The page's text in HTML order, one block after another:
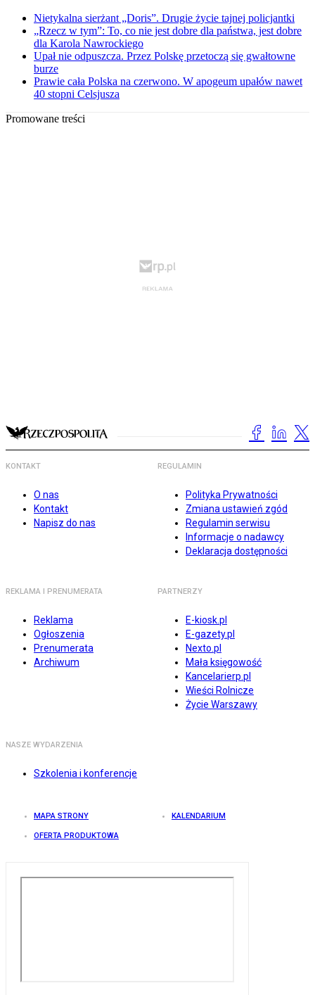
Nietykalna sierżant „Doris”. Drugie życie tajnej policjantki
„Rzecz w tym”: To, co nie jest dobre dla państwa, jest dobre
dla Karola Nawrockiego
Upał nie odpuszcza. Przez Polskę przetoczą się gwałtowne
burze
Prawie cała Polska na czerwono. W apogeum upałów nawet
40 stopni Celsjusza
Promowane treści
KONTAKT
O nas
Kontakt
Napisz do nas
REGULAMIN
Polityka Prywatności
Zmiana ustawień zgód
Regulamin serwisu
Informacje o nadawcy
Deklaracja dostępności
REKLAMA I PRENUMERATA
Reklama
Ogłoszenia
Prenumerata
Archiwum
PARTNERZY
E-kiosk.pl
E-gazety.pl
Nexto.pl
Mała księgowość
Kancelarierp.pl
Wieści Rolnicze
Życie Warszawy
NASZE WYDARZENIA
Szkolenia i konferencje
MAPA STRONY KALENDARIUM
OFERTA PRODUKTOWA